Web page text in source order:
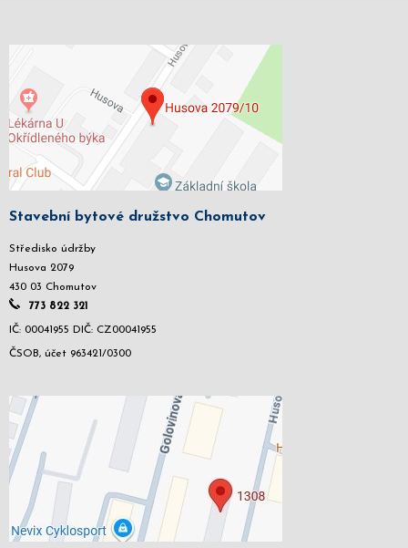
Stavební bytové družstvo Chomutov
Středisko údržby
Husova 2079
430 03 Chomutov
773 822 321
IČ: 00041955 DIČ: CZ00041955
ČSOB, účet 963421/0300